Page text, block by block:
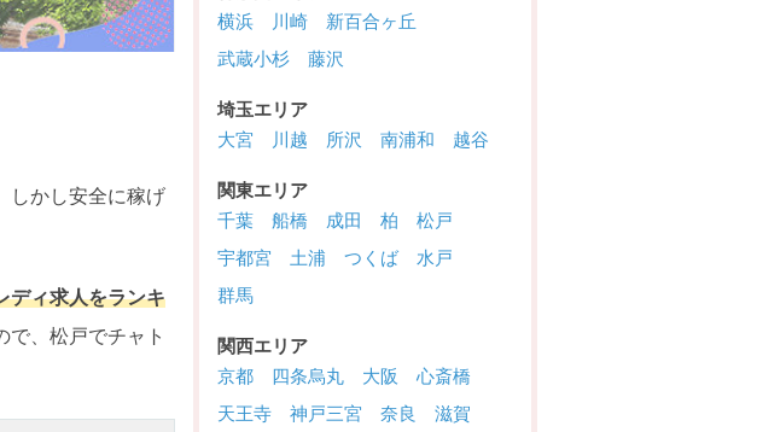
しかし安全に稼げ
ディ求人をランキ
で、松戸でチャト
横浜
川崎
新百合ヶ丘
武蔵小杉
藤沢
埼玉エリア
大宮
川越 所沢 南浦和 越谷
関東エリア
千葉
船橋 成田 柏
松戸
宇都宮
土浦 つくば
水戸
群馬
関西エリア
京都
四条烏丸 大阪
心斎橋
天王寺
神戸三宮 奈良 滋賀